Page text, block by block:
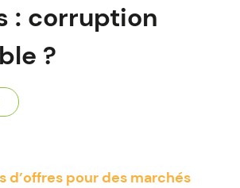
: corruption
?
d’offres pour des marchés